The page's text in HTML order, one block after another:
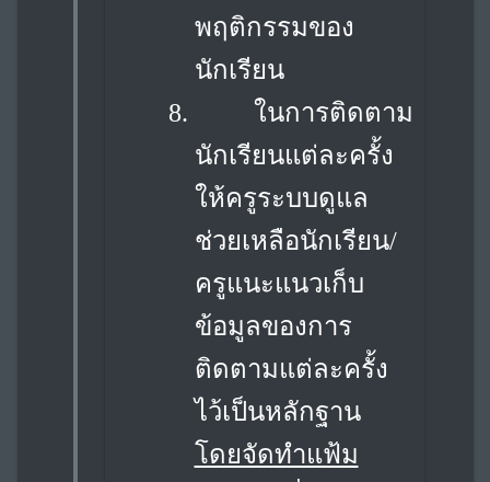
พฤติกรรมของ
นักเรียน
8.
ในการติดตาม
นักเรียนแต่ละครั้ง
ให้ครูระบบดูแล
ช่วยเหลือนักเรียน/
ครูแนะแนวเก็บ
ข้อมูลของการ
ติดตามแต่ละครั้ง
ไว้เป็นหลักฐาน
โดยจัดทำแฟ้ม